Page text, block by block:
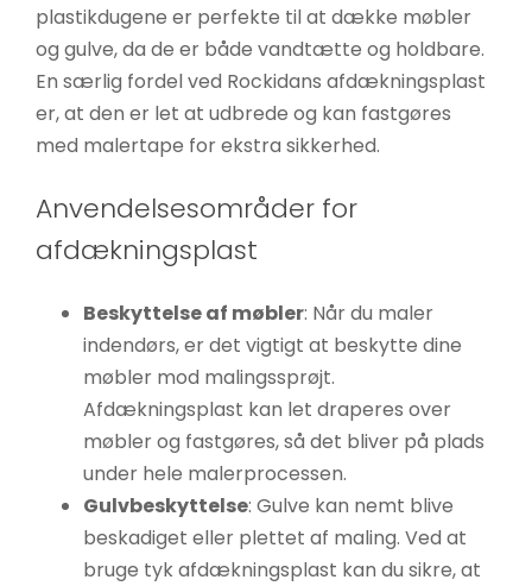
plastikdugene er perfekte til at dække møbler
og gulve, da de er både vandtætte og holdbare.
En særlig fordel ved Rockidans afdækningsplast
er, at den er let at udbrede og kan fastgøres
med malertape for ekstra sikkerhed.
Anvendelsesområder for
afdækningsplast
Beskyttelse af møbler: Når du maler
indendørs, er det vigtigt at beskytte dine
møbler mod malingssprøjt.
Afdækningsplast kan let draperes over
møbler og fastgøres, så det bliver på plads
under hele malerprocessen.
Gulvbeskyttelse: Gulve kan nemt blive
beskadiget eller plettet af maling. Ved at
bruge tyk afdækningsplast kan du sikre, at